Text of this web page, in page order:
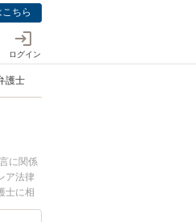
ちら
ログイン
護士
に関係
ア法律
士に相
約した